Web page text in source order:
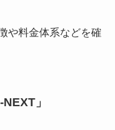
や料金体系などを確
」